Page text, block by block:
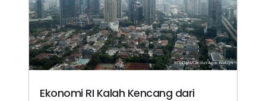
Ekonomi RI Kalah Kencang dari